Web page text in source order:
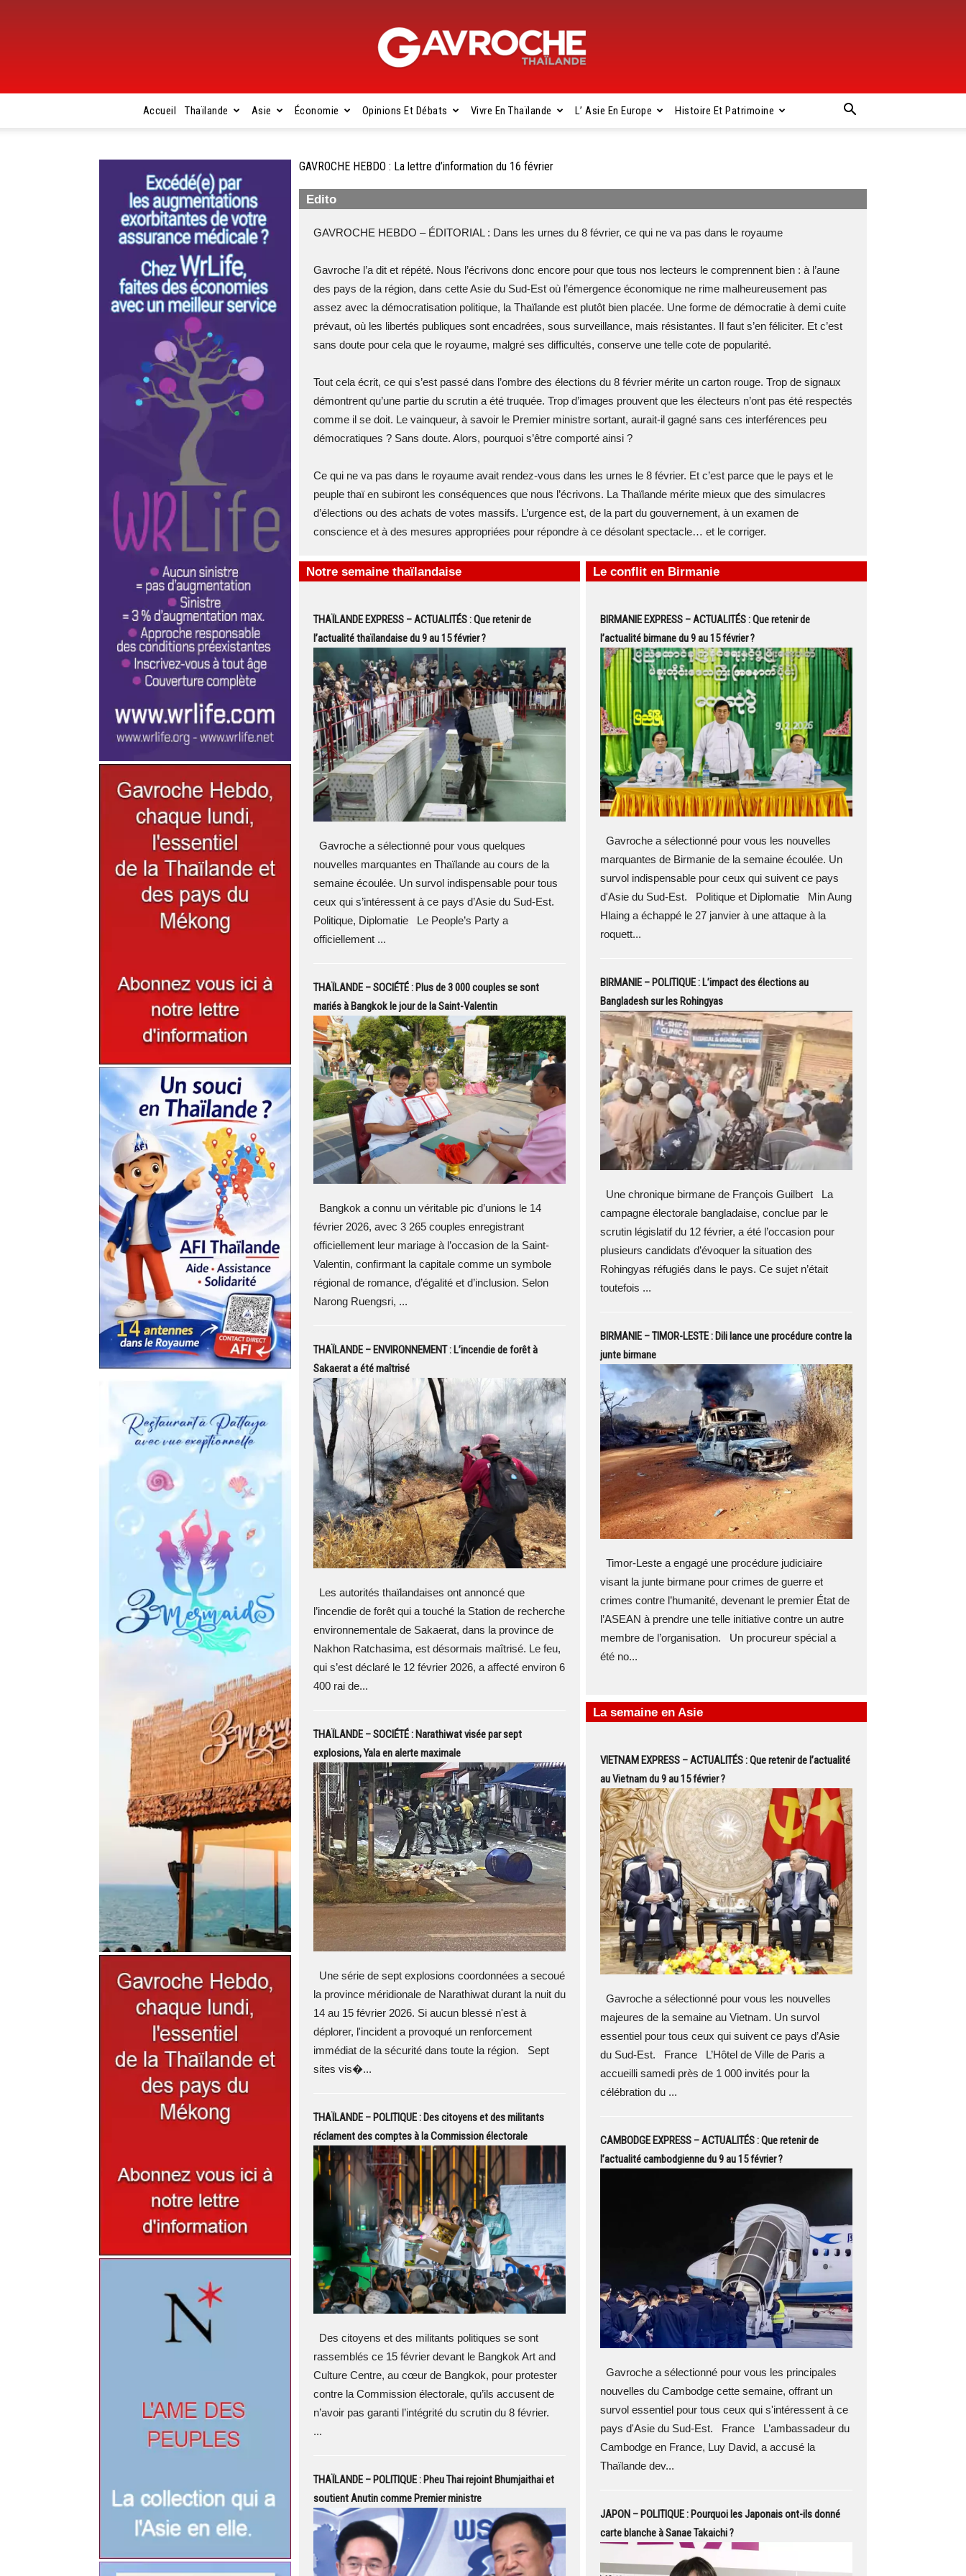
Gavroche
Thaïlande
Accueil Thaïlande Asie Économie Opinions Et Débats Vivre En Thaïlande L’ Asie En Europe Histoire Et Patrimoine
GAVROCHE HEBDO : La lettre d’information du 16 février
Edito
GAVROCHE HEBDO – ÉDITORIAL : Dans les urnes du 8 février, ce qui ne va pas dans le royaume
Gavroche l’a dit et répété. Nous l’écrivons donc encore pour que tous nos lecteurs le comprennent bien : à l’aune
des pays de la région, dans cette Asie du Sud-Est où l’émergence économique ne rime malheureusement pas
assez avec la démocratisation politique, la Thaïlande est plutôt bien placée. Une forme de démocratie à demi cuite
prévaut, où les libertés publiques sont encadrées, sous surveillance, mais résistantes. Il faut s’en féliciter. Et c’est
sans doute pour cela que le royaume, malgré ses difficultés, conserve une telle cote de popularité.
Tout cela écrit, ce qui s’est passé dans l’ombre des élections du 8 février mérite un carton rouge. Trop de signaux
démontrent qu’une partie du scrutin a été truquée. Trop d’images prouvent que les électeurs n’ont pas été respectés
comme il se doit. Le vainqueur, à savoir le Premier ministre sortant, aurait-il gagné sans ces interférences peu
démocratiques ? Sans doute. Alors, pourquoi s’être comporté ainsi ?
Ce qui ne va pas dans le royaume avait rendez-vous dans les urnes le 8 février. Et c’est parce que le pays et le
peuple thaï en subiront les conséquences que nous l’écrivons. La Thaïlande mérite mieux que des simulacres
d’élections ou des achats de votes massifs. L’urgence est, de la part du gouvernement, à un examen de
conscience et à des mesures appropriées pour répondre à ce désolant spectacle… et le corriger.
Notre semaine thaïlandaise
THAÏLANDE EXPRESS – ACTUALITÉS : Que retenir de
l’actualité thaïlandaise du 9 au 15 février ?
Gavroche a sélectionné pour vous quelques
nouvelles marquantes en Thaïlande au cours de la
semaine écoulée. Un survol indispensable pour tous
ceux qui s’intéressent à ce pays d’Asie du Sud-Est.
Politique, Diplomatie Le People’s Party a
officiellement ...
THAÏLANDE – SOCIÉTÉ : Plus de 3 000 couples se sont
mariés à Bangkok le jour de la Saint-Valentin
Bangkok a connu un véritable pic d’unions le 14
février 2026, avec 3 265 couples enregistrant
officiellement leur mariage à l’occasion de la Saint-
Valentin, confirmant la capitale comme un symbole
régional de romance, d’égalité et d’inclusion. Selon
Narong Ruengsri, ...
THAÏLANDE – ENVIRONNEMENT : L’incendie de forêt à
Sakaerat a été maîtrisé
Les autorités thaïlandaises ont annoncé que
l’incendie de forêt qui a touché la Station de recherche
environnementale de Sakaerat, dans la province de
Nakhon Ratchasima, est désormais maîtrisé. Le feu,
qui s’est déclaré le 12 février 2026, a affecté environ 6
400 rai de...
THAÏLANDE – SOCIÉTÉ : Narathiwat visée par sept
explosions, Yala en alerte maximale
Une série de sept explosions coordonnées a secoué
la province méridionale de Narathiwat durant la nuit du
14 au 15 février 2026. Si aucun blessé n'est à
déplorer, l'incident a provoqué un renforcement
immédiat de la sécurité dans toute la région. Sept
sites vis�...
THAÏLANDE – POLITIQUE : Des citoyens et des militants
réclament des comptes à la Commission électorale
Des citoyens et des militants politiques se sont
rassemblés ce 15 février devant le Bangkok Art and
Culture Centre, au cœur de Bangkok, pour protester
contre la Commission électorale, qu’ils accusent de
n’avoir pas garanti l’intégrité du scrutin du 8 février.
...
THAÏLANDE – POLITIQUE : Pheu Thai rejoint Bhumjaithai et
soutient Anutin comme Premier ministre
Le conflit en Birmanie
BIRMANIE EXPRESS – ACTUALITÉS : Que retenir de
l’actualité birmane du 9 au 15 février ?
Gavroche a sélectionné pour vous les nouvelles
marquantes de Birmanie de la semaine écoulée. Un
survol indispensable pour ceux qui suivent ce pays
d'Asie du Sud-Est. Politique et Diplomatie Min Aung
Hlaing a échappé le 27 janvier à une attaque à la
roquett...
BIRMANIE – POLITIQUE : L’impact des élections au
Bangladesh sur les Rohingyas
Une chronique birmane de François Guilbert La
campagne électorale bangladaise, conclue par le
scrutin législatif du 12 février, a été l’occasion pour
plusieurs candidats d’évoquer la situation des
Rohingyas réfugiés dans le pays. Ce sujet n’était
toutefois ...
BIRMANIE – TIMOR-LESTE : Dili lance une procédure contre la
junte birmane
Timor-Leste a engagé une procédure judiciaire
visant la junte birmane pour crimes de guerre et
crimes contre l’humanité, devenant le premier État de
l’ASEAN à prendre une telle initiative contre un autre
membre de l’organisation. Un procureur spécial a
été no...
La semaine en Asie
VIETNAM EXPRESS – ACTUALITÉS : Que retenir de l’actualité
au Vietnam du 9 au 15 février ?
Gavroche a sélectionné pour vous les nouvelles
majeures de la semaine au Vietnam. Un survol
essentiel pour tous ceux qui suivent ce pays d’Asie
du Sud-Est. France L’Hôtel de Ville de Paris a
accueilli samedi près de 1 000 invités pour la
célébration du ...
CAMBODGE EXPRESS – ACTUALITÉS : Que retenir de
l’actualité cambodgienne du 9 au 15 février ?
Gavroche a sélectionné pour vous les principales
nouvelles du Cambodge cette semaine, offrant un
survol essentiel pour tous ceux qui s'intéressent à ce
pays d'Asie du Sud-Est. France L’ambassadeur du
Cambodge en France, Luy David, a accusé la
Thaïlande dev...
JAPON – POLITIQUE : Pourquoi les Japonais ont-ils donné
carte blanche à Sanae Takaichi ?